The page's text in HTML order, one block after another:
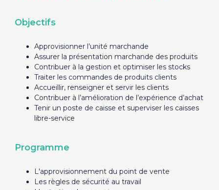
Objectifs
Approvisionner l’unité marchande
Assurer la présentation marchande des produits
Contribuer à la gestion et optimiser les stocks
Traiter les commandes de produits clients
Accueillir, renseigner et servir les clients
Contribuer à l’amélioration de l’expérience d’achat
Tenir un poste de caisse et superviser les caisses
libre-service
Programme
L'approvisionnement du point de vente
Les règles de sécurité au travail